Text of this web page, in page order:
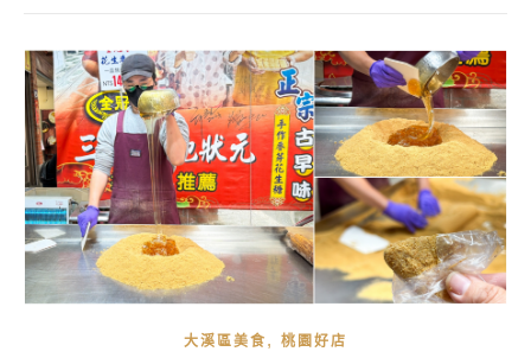
大溪區美食 , 桃園好店